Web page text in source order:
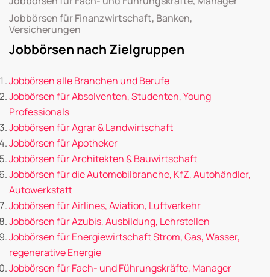
Jobbörsen für Finanzwirtschaft, Banken,
Versicherungen
Jobbörsen nach Zielgruppen
Jobbörsen alle Branchen und Berufe
Jobbörsen für Absolventen, Studenten, Young
Professionals
Jobbörsen für Agrar & Landwirtschaft
Jobbörsen für Apotheker
Jobbörsen für Architekten & Bauwirtschaft
Jobbörsen für die Automobilbranche, KfZ, Autohändler,
Autowerkstatt
Jobbörsen für Airlines, Aviation, Luftverkehr
Jobbörsen für Azubis, Ausbildung, Lehrstellen
Jobbörsen für Energiewirtschaft Strom, Gas, Wasser,
regenerative Energie
Jobbörsen für Fach- und Führungskräfte, Manager